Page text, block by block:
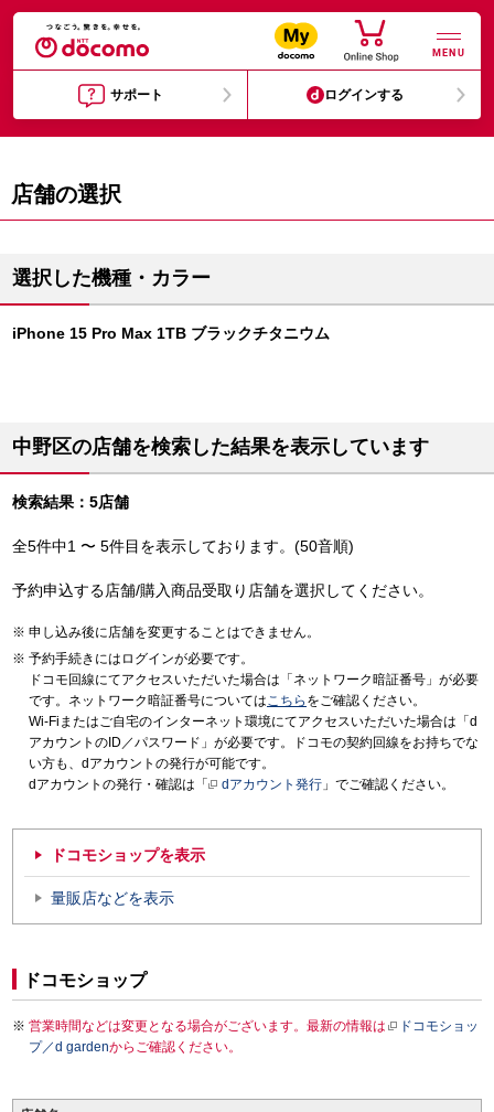
MENU
サポート ログインする
店舗の選択
選択した機種・カラー
iPhone 15 Pro Max 1TB ブラックチタニウム
中野区の店舗を検索した結果を表示しています
検索結果：5店舗
全5件中1 〜 5件目を表示しております。(50音順)
予約申込する店舗/購入商品受取り店舗を選択してください。
申し込み後に店舗を変更することはできません。
予約手続きにはログインが必要です。
ドコモ回線にてアクセスいただいた場合は「ネットワーク暗証番号」が必要
です。ネットワーク暗証番号についてはこちら をご確認ください。
Wi-Fiまたはご自宅のインターネット環境にてアクセスいただいた場合は「d
アカウントのID／パスワード」が必要です。ドコモの契約回線をお持ちでな
い方も、dアカウントの発行が可能です。
dアカウントの発行・確認は「
dアカウント発行 」でご確認ください。
ドコモショップを表示
量販店などを表示
ドコモショップ
営業時間などは変更となる場合がございます。最新の情報は
ドコモショッ
プ／d gardenからご確認ください。